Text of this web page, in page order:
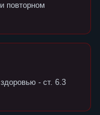
повторном
- ст. 6.3